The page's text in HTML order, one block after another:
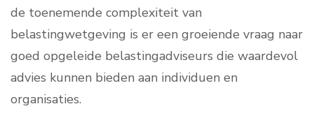
de toenemende complexiteit van
belastingwetgeving is er een groeiende vraag naar
goed opgeleide belastingadviseurs die waardevol
advies kunnen bieden aan individuen en
organisaties.